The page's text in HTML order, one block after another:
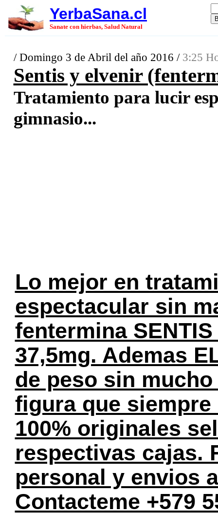
YerbaSana.cl
Sanate con hierbas, Salud Natural
/ Domingo 3 de Abril del año 2016 / 3:25
Sentis y elvenir
Tratamiento para lucir
gimnasio...
Lo mejor en
espectacular sin
fentermina
37,5mg. Ademas
de peso sin
figura que
100% originales
respectivas cajas.
personal y envios
Contacteme +579